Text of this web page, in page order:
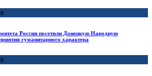
России посетили Донецкую Народную
гуманитарного характера